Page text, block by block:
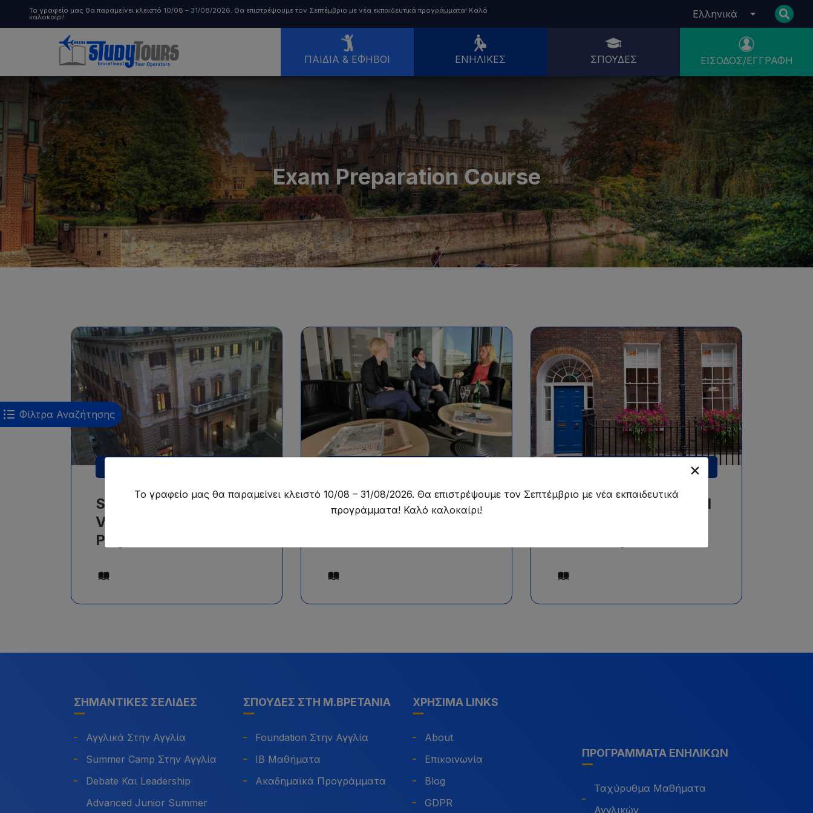
Το γραφείο μας θα παραμείνει κλειστό 10/08 – 31/08/2026. Θα επιστρέψουμε τον Σεπτέμβριο με νέα εκπαιδευτικά προγράμματα! Καλό
καλοκαίρι! Ελληνικά
ΠΑΙΔΙΆ & ΈΦΗΒΟΙ ΕΝΉΛΙΚΕΣ ΣΠΟΥΔΈΣ ΕΊΣΟΔΟΣ/ΕΓΓΡΑΦΉ
Παιδιά & Έφηβοι Ενήλικες Σπουδές
Exam Preparation Course
Φίλτρα Αναζήτησης
Scuola Leonardo da
Vinci - Roma - Exam
Prep Courses
Μαθήματα ιταλικών προετοιμασίας για
εξετάσεις/πιστοποιήσεις ιταλικών, με
ελάχιστο επίπεδο A2, από 17+ ετών, με
ελάχιστη διάρκεια μαθημάτων 4 εβδομάδες.
International House -
Μαθήματα αγγλικών προετοιμασίας για
εξετάσεις/πιστοποιήσεις αγγλικών, με
ελάχιστο επίπεδο B1+, από 16+ ετών, με
ελάχιστη διάρκεια μαθημάτων 4 εβδομάδες.
Stafford House School
Μαθήματα αγγλικών προετοιμασίας για
εξετάσεις/πιστοποιήσεις αγγλικών, με
ελάχιστο επίπεδο Β1, από 16+ ετών, με
ελάχιστη διάρκεια μαθημάτων 1 εβδομάδα.
ΣΗΜΑΝΤΙΚΈΣ ΣΕΛΊΔΕΣ
Αγγλικά Στην Αγγλία
Summer Camp Στην Αγγλία
Debate Και Leadership
Advanced Junior Summer
ΣΠΟΥΔΈΣ ΣΤΗ Μ.ΒΡΕΤΑΝΊΑ
Foundation Στην Αγγλία
IB Μαθήματα
Ακαδημαϊκά Προγράμματα
ΧΡΉΣΙΜΑ LINKS
About
Επικοινωνία
Blog
GDPR
ΠΡΟΓΡΆΜΜΑΤΑ ΕΝΗΛΊΚΩΝ
Ταχύρυθμα Μαθήματα
Αγγλικών
Το γραφείο μας θα παραμείνει κλειστό 10/08 – 31/08/2026. Θα επιστρέψουμε τον Σεπτέμβριο με νέα εκπαιδευτικά
προγράμματα! Καλό καλοκαίρι!